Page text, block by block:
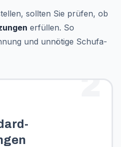
sollten Sie prüfen, ob
erfüllen. So
und unnötige Schufa-
2